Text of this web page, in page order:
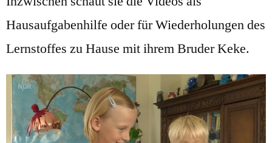
Hausaufgabenhilfe oder für Wiederholungen des
Lernstoffes zu Hause mit ihrem Bruder Keke.